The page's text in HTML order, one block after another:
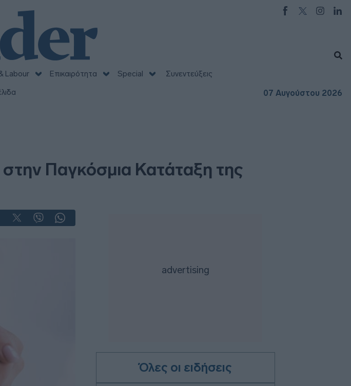
Labour Επικαιρότητα Special
Συνεντεύξεις
07 Αυγούστου 2026
Παγκόσμια Κατάταξη της
Όλες οι ειδήσεις